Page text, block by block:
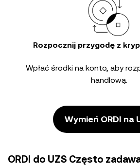
Rozpocznij przygodę z
Wpłać środki na konto, aby
handlową.
Wymień ORDI na
ORDI do UZS Często